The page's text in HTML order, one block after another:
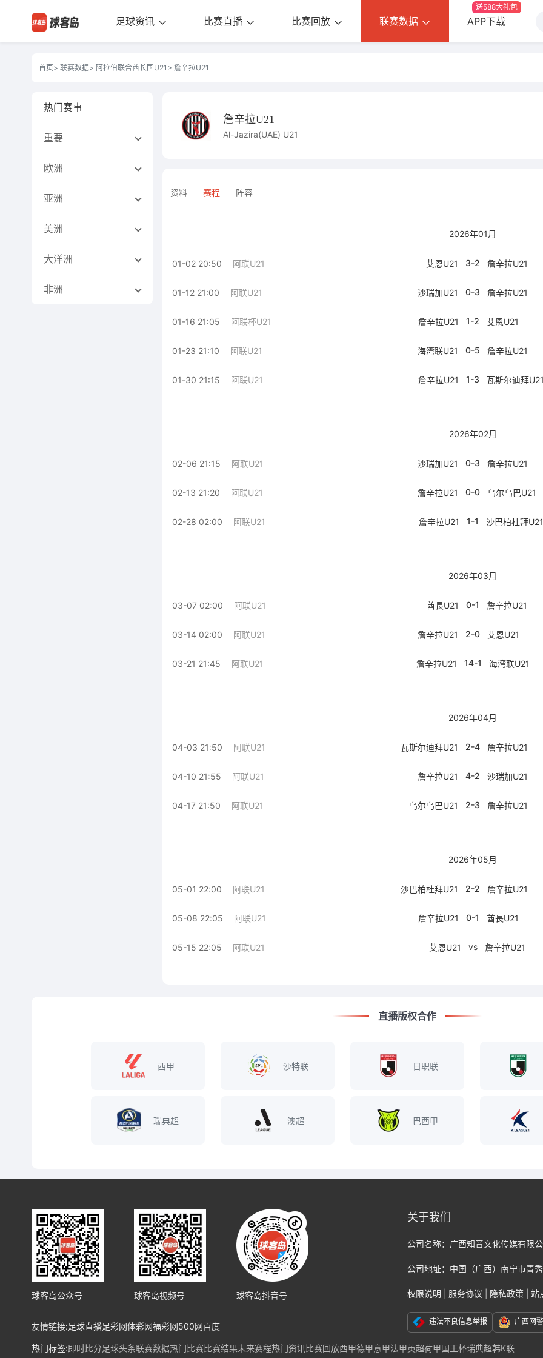
足球资讯 比赛直播 比赛回放 联赛数据 APP下载
送588大礼包
首页> 联赛数据> 阿拉伯联合酋长国U21 > 詹辛拉U21
热门赛事
重要
欧洲
亚洲
美洲
大洋洲
非洲
詹辛拉U21
Al-Jazira(UAE) U21
资料 赛程 阵容
2026年01月
01-02 20:50 阿联U21 艾恩U21 3-2 詹辛拉U21
01-12 21:00 阿联U21 沙瑞加U21 0-3 詹辛拉U21
01-16 21:05 阿联杯U21 詹辛拉U21 1-2 艾恩U21
01-23 21:10 阿联U21 海湾联U21 0-5 詹辛拉U21
01-30 21:15 阿联U21 詹辛拉U21 1-3 瓦斯尔迪拜U21
2026年02月
02-06 21:15 阿联U21 沙瑞加U21 0-3 詹辛拉U21
02-13 21:20 阿联U21 詹辛拉U21 0-0 乌尔乌巴U21
02-28 02:00 阿联U21 詹辛拉U21 1-1 沙巴柏杜拜U21
2026年03月
03-07 02:00 阿联U21 酋長U21 0-1 詹辛拉U21
03-14 02:00 阿联U21 詹辛拉U21 2-0 艾恩U21
03-21 21:45 阿联U21 詹辛拉U21 14-1 海湾联U21
2026年04月
04-03 21:50 阿联U21 瓦斯尔迪拜U21 2-4 詹辛拉U21
04-10 21:55 阿联U21 詹辛拉U21 4-2 沙瑞加U21
04-17 21:50 阿联U21 乌尔乌巴U21 2-3 詹辛拉U21
2026年05月
05-01 22:00 阿联U21 沙巴柏杜拜U21 2-2 詹辛拉U21
05-08 22:05 阿联U21 詹辛拉U21 0-1 酋長U21
05-15 22:05 阿联U21 艾恩U21 vs 詹辛拉U21
直播版权合作
西甲 沙特联 日职联
瑞典超 澳超 巴西甲
球客岛公众号 球客岛视频号 球客岛抖音号
友情链接:足球直播足彩网体彩网福彩网500网百度
关于我们
公司名称： 广西知音文化传媒有限
公司地址： 中国（广西）南宁市青
权限说明 服务协议 隐私政策 站
违法不良信息举报 广西网警
热门标签:即时比分足球头条联赛数据热门比赛比赛结果未来赛程热门资讯 比赛回放西甲德甲意甲法甲英超荷甲国王杯瑞典超韩K联